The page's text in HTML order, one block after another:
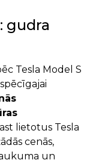
gudra
Tesla Model S
lietotus Tesla
cenās,
un